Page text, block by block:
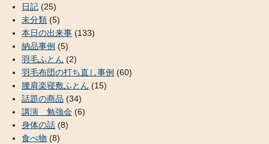
日記 (25)
未分類 (5)
本日の出来事 (133)
納品事例 (5)
羽毛ふとん (2)
羽毛布団の打ち直し事例 (60)
腰肩楽寝敷ふとん (15)
話題の商品 (34)
講演 勉強会 (6)
身体の話 (8)
食べ物 (8)